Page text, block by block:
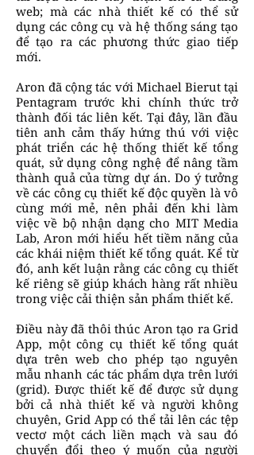
web; mà các nhà thiết kế có thể sử
dụng các công cụ và hệ thống sáng tạo
để tạo ra các phương thức giao tiếp
mới.
Aron đã cộng tác với Michael Bierut tại
Pentagram trước khi chính thức trở
thành đối tác liên kết. Tại đây, lần đầu
tiên anh cảm thấy hứng thú với việc
phát triển các hệ thống thiết kế tổng
quát, sử dụng công nghệ để nâng tầm
thành quả của từng dự án. Do ý tưởng
về các công cụ thiết kế độc quyền là vô
cùng mới mẻ, nên phải đến khi làm
việc về bộ nhận dạng cho MIT Media
Lab, Aron mới hiểu hết tiềm năng của
các khái niệm thiết kế tổng quát. Kể từ
đó, anh kết luận rằng các công cụ thiết
kế riêng sẽ giúp khách hàng rất nhiều
trong việc cải thiện sản phẩm thiết kế.
Điều này đã thôi thúc Aron tạo ra Grid
App, một công cụ thiết kế tổng quát
dựa trên web cho phép tạo nguyên
mẫu nhanh các tác phẩm dựa trên lưới
(grid). Được thiết kế để được sử dụng
bởi cả nhà thiết kế và người không
chuyên, Grid App có thể tải lên các tệp
vectơ một cách liền mạch và sau đó
chuyển đổi theo ý muốn của người